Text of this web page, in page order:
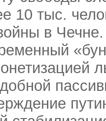
10 тыс.
в